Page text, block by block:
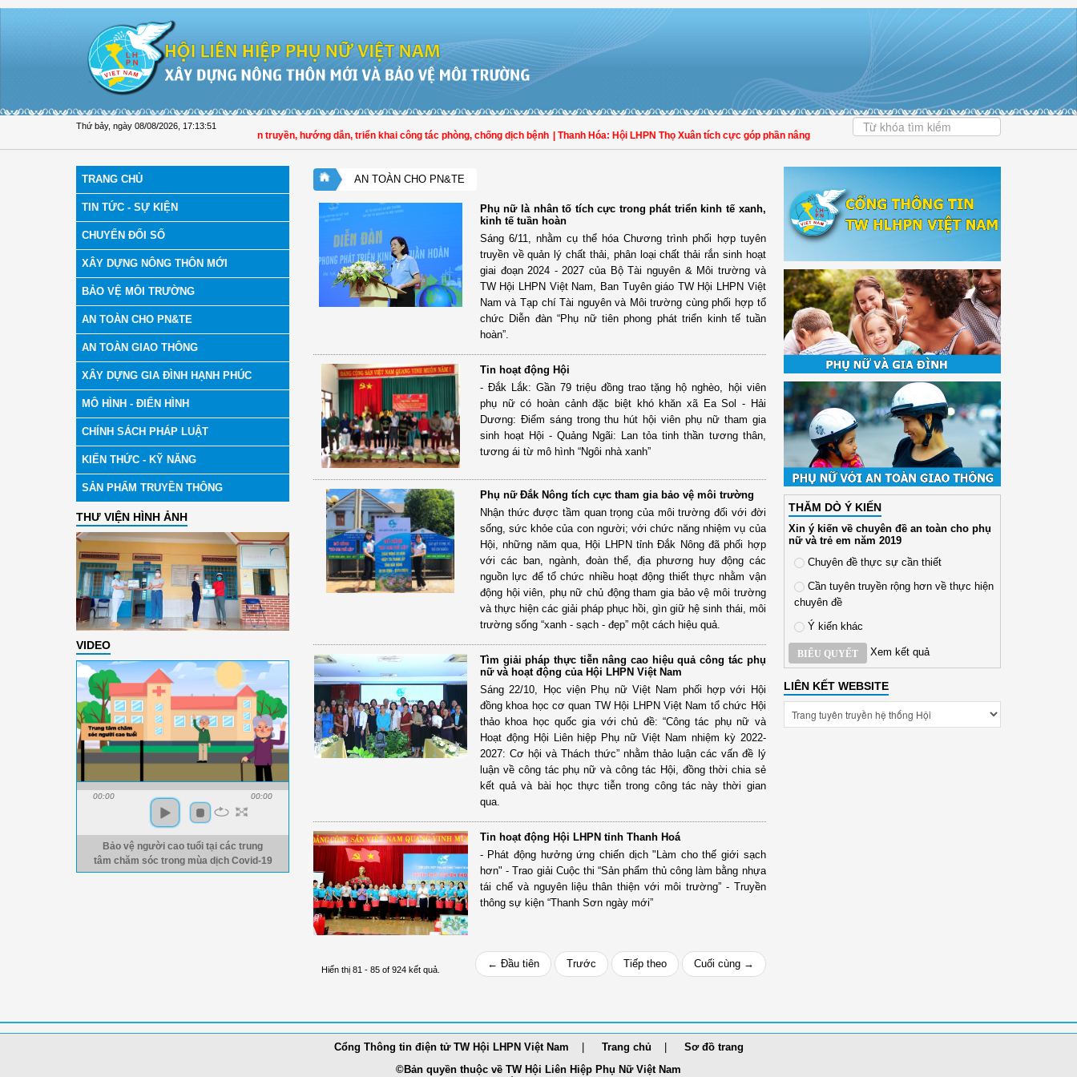
Thứ bảy, ngày 08/08/2026 17:13:51
Hội LHPN tỉnh Đồng Tháp tuyên truyền, hướng dẫn, triển khai công tác phòng, chống dịch bệnh | Thanh Hóa: Hội LHPN Thọ Xuân tích cực góp phần nâng cao tỷ lệ người dân tham gia bảo hiểm y tế
TRANG CHỦ
TIN TỨC - SỰ KIỆN
CHUYỂN ĐỔI SỐ
XÂY DỰNG NÔNG THÔN MỚI
BẢO VỆ MÔI TRƯỜNG
AN TOÀN CHO PN&TE
AN TOÀN GIAO THÔNG
XÂY DỰNG GIA ĐÌNH HẠNH PHÚC
MÔ HÌNH - ĐIỂN HÌNH
CHÍNH SÁCH PHÁP LUẬT
KIẾN THỨC - KỸ NĂNG
SẢN PHẨM TRUYỀN THÔNG
THƯ VIỆN HÌNH ẢNH
VIDEO
00:00 00:00
Bảo vệ người cao tuổi tại các trung
tâm chăm sóc trong mùa dịch Covid-19
AN TOÀN CHO PN&TE
Phụ nữ là nhân tố tích cực trong phát triển kinh tế xanh,
kinh tế tuần hoàn
Sáng 6/11, nhằm cụ thể hóa Chương trình phối hợp tuyên
truyền về quản lý chất thải, phân loại chất thải rắn sinh hoạt
giai đoạn 2024 - 2027 của Bộ Tài nguyên & Môi trường và
TW Hội LHPN Việt Nam, Ban Tuyên giáo TW Hội LHPN Việt
Nam và Tạp chí Tài nguyên và Môi trường cùng phối hợp tổ
chức Diễn đàn “Phụ nữ tiên phong phát triển kinh tế tuần
hoàn”.
Tin hoạt động Hội
- Đắk Lắk: Gần 79 triệu đồng trao tặng hộ nghèo, hội viên
phụ nữ có hoàn cảnh đặc biệt khó khăn xã Ea Sol - Hải
Dương: Điểm sáng trong thu hút hội viên phụ nữ tham gia
sinh hoạt Hội - Quảng Ngãi: Lan tỏa tinh thần tương thân,
tương ái từ mô hình “Ngôi nhà xanh”
Phụ nữ Đắk Nông tích cực tham gia bảo vệ môi trường
Nhận thức được tầm quan trọng của môi trường đối với đời
sống, sức khỏe của con người; với chức năng nhiệm vụ của
Hội, những năm qua, Hội LHPN tỉnh Đắk Nông đã phối hợp
với các ban, ngành, đoàn thể, địa phương huy động các
nguồn lực để tổ chức nhiều hoạt động thiết thực nhằm vận
động hội viên, phụ nữ chủ động tham gia bảo vệ môi trường
và thực hiện các giải pháp phục hồi, gìn giữ hệ sinh thái, môi
trường sống “xanh - sạch - đẹp” một cách hiệu quả.
Tìm giải pháp thực tiễn nâng cao hiệu quả công tác phụ
nữ và hoạt động của Hội LHPN Việt Nam
Sáng 22/10, Học viện Phụ nữ Việt Nam phối hợp với Hội
đồng khoa học cơ quan TW Hội LHPN Việt Nam tổ chức Hội
thảo khoa học quốc gia với chủ đề: “Công tác phụ nữ và
Hoạt động Hội Liên hiệp Phụ nữ Việt Nam nhiệm kỳ 2022-
2027: Cơ hội và Thách thức” nhằm thảo luận các vấn đề lý
luận về công tác phụ nữ và công tác Hội, đồng thời chia sẻ
kết quả và bài học thực tiễn trong công tác này thời gian
qua.
Tin hoạt động Hội LHPN tỉnh Thanh Hoá
- Phát động hưởng ứng chiến dịch "Làm cho thế giới sạch
hơn" - Trao giải Cuộc thi “Sản phẩm thủ công làm bằng nhựa
tái chế và nguyên liệu thân thiện với môi trường” - Truyền
thông sự kiện “Thanh Sơn ngày mới”
Hiển thị 81 - 85 of 924 kết quả. ← Đầu tiên Trước Tiếp theo Cuối cùng →
THĂM DÒ Ý KIẾN
Xin ý kiến về chuyên đề an toàn cho phụ
nữ và trẻ em năm 2019
Chuyên đề thực sự cần thiết
Cần tuyên truyền rộng hơn về thực hiện
chuyên đề
Ý kiến khác
BIỂU QUYẾT Xem kết quả
LIÊN KẾT WEBSITE
Cổng Thông tin điện tử TW Hội LHPN Việt Nam Trang chủ
Sơ đồ trang
©Bản quyền thuộc về TW Hội Liên Hiệp Phụ Nữ Việt Nam